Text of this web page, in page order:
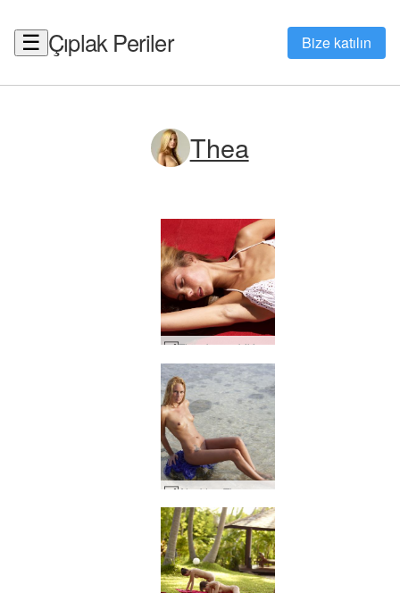
☰ Çıplak Periler Bize katılın
Thea
Thea beyaz bikini #40
Alya'dan Thea mavisi #27